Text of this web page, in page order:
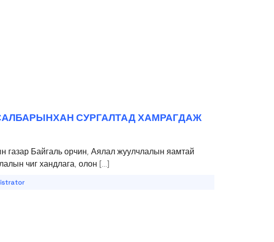
СУРГАЛТАД ХАМРАГДАЖ
газар Байгаль орчин, Аялал жуулчлалын яамтай
чиг хандлага, олон […]